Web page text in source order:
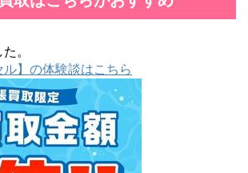
。
】の体験談はこちら